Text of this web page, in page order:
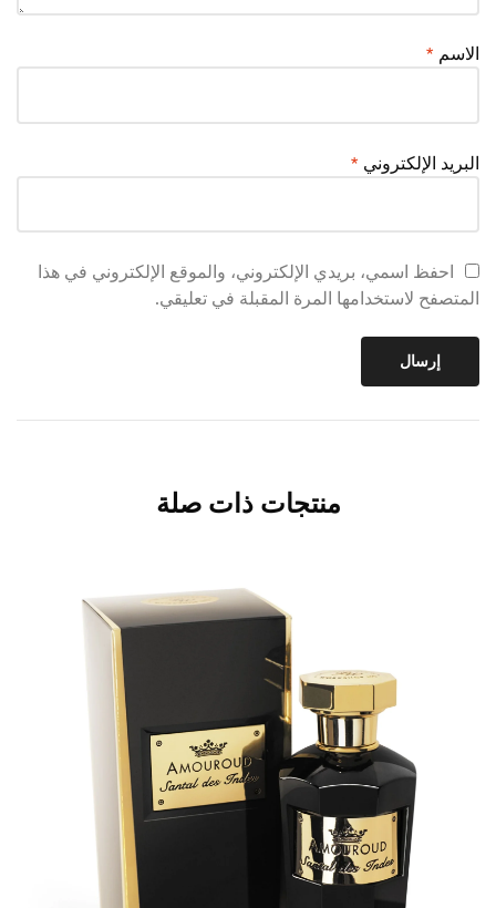
الاسم *
البريد الإلكتروني *
احفظ اسمي، بريدي الإلكتروني، والموقع الإلكتروني في هذا
المتصفح لاستخدامها المرة المقبلة في تعليقي.
منتجات ذات صلة